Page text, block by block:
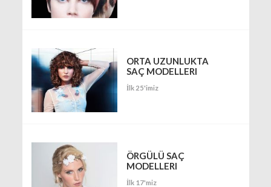
ORTA UZUNLUKTA
SAÇ MODELLERI
İlk 25'imiz
ÖRGÜLÜ SAÇ
MODELLERI
İlk 17'miz